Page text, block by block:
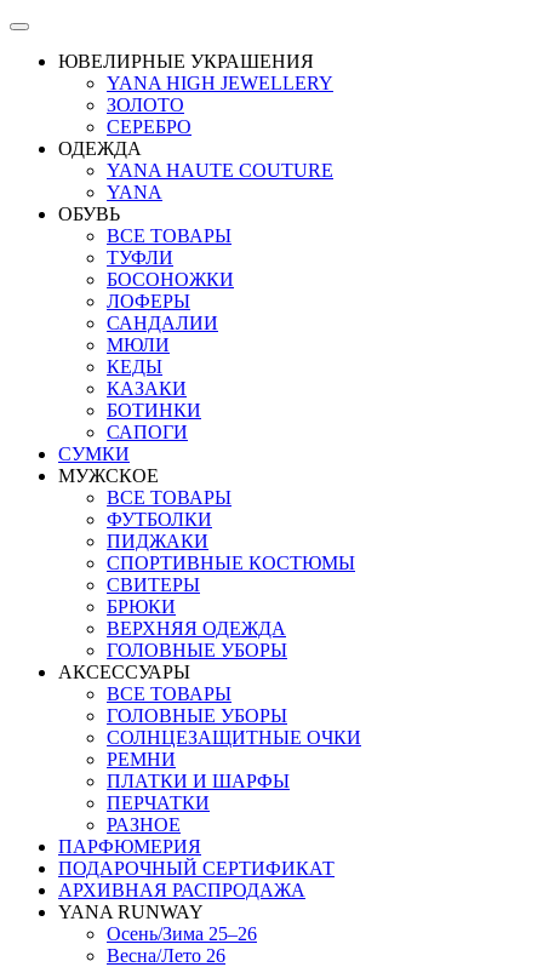
ЮВЕЛИРНЫЕ УКРАШЕНИЯ
YANA HIGH JEWELLERY
ЗОЛОТО
СЕРЕБРО
ОДЕЖДА
YANA HAUTE COUTURE
YANA
ОБУВЬ
ВСЕ ТОВАРЫ
ТУФЛИ
БОСОНОЖКИ
ЛОФЕРЫ
САНДАЛИИ
МЮЛИ
КЕДЫ
КАЗАКИ
БОТИНКИ
САПОГИ
СУМКИ
МУЖСКОЕ
ВСЕ ТОВАРЫ
ФУТБОЛКИ
ПИДЖАКИ
СПОРТИВНЫЕ КОСТЮМЫ
СВИТЕРЫ
БРЮКИ
ВЕРХНЯЯ ОДЕЖДА
ГОЛОВНЫЕ УБОРЫ
АКСЕССУАРЫ
ВСЕ ТОВАРЫ
ГОЛОВНЫЕ УБОРЫ
СОЛНЦЕЗАЩИТНЫЕ ОЧКИ
РЕМНИ
ПЛАТКИ И ШАРФЫ
ПЕРЧАТКИ
РАЗНОЕ
ПАРФЮМЕРИЯ
ПОДАРОЧНЫЙ СЕРТИФИКАТ
АРХИВНАЯ РАСПРОДАЖА
YANA RUNWAY
Осень/Зима 25–26
Весна/Лето 26